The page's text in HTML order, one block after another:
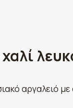
αργαλειό με